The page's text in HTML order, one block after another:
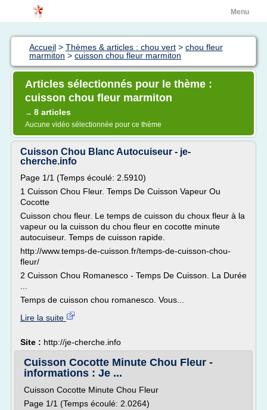
Menu
Accueil > Thèmes & articles : chou vert > chou fleur
marmiton > cuisson chou fleur marmiton
Articles sélectionnés pour le thème :
cuisson chou fleur marmiton
→ 8 articles
Aucune vidéo sélectionnée pour ce thème
Cuisson Chou Blanc Autocuiseur - je-
cherche.info
Page 1/1 (Temps écoulé: 2.5910)
1 Cuisson Chou Fleur. Temps De Cuisson Vapeur Ou
Cocotte
Cuisson chou fleur. Le temps de cuisson du choux fleur à la
vapeur ou la cuisson du chou fleur en cocotte minute
autocuiseur. Temps de cuisson rapide.
http://www.temps-de-cuisson.fr/temps-de-cuisson-chou-
fleur/
2 Cuisson Chou Romanesco - Temps De Cuisson. La Durée
Temps de cuisson chou romanesco. Vous...
Lire la suite
Site : http://je-cherche.info
Cuisson Cocotte Minute Chou Fleur -
informations : Je ...
Cuisson Cocotte Minute Chou Fleur
Page 1/1 (Temps écoulé: 2.0264)